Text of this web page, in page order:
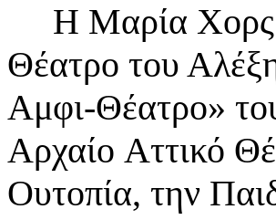
Η Μαρία Χορς
Θέατρο του
Αμφι-Θέατρο»
Αρχαίο Αττικό
Ουτοπία, την